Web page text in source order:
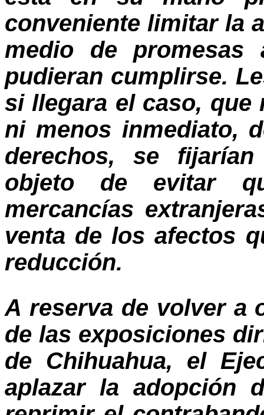
conveniente limitar la
medio de promesas
pudieran cumplirse.
si llegara el caso, que
ni menos inmediato,
derechos, se
objeto de evitar
mercancías
venta de los afectos
reducción.
A reserva de volver a
de las exposiciones
de Chihuahua, el
aplazar la adopción